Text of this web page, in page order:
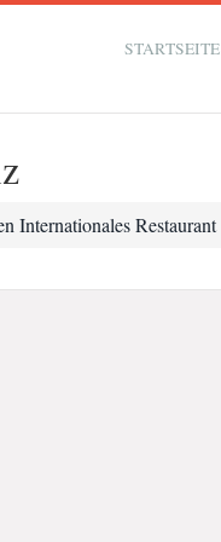
STARTSEITE
Internationales Restaurant